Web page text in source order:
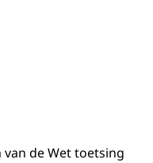
de Wet toetsing